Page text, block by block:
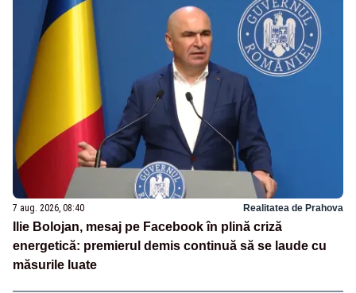
7 aug. 2026, 08:40 Realitatea de Prahova
Ilie Bolojan, mesaj pe Facebook în plină criză
energetică: premierul demis continuă să se laude cu
măsurile luate